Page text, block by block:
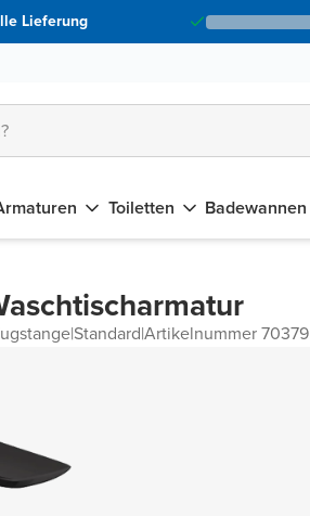
Lieferung
Toiletten Badewannen
|Standard|Artikelnummer 70379